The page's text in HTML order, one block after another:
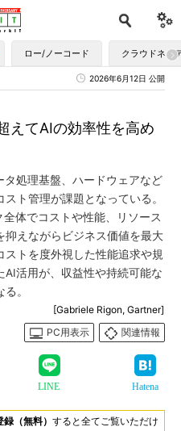
ロー/ノーコード クラウドネイ
2026年6月12日 公開
えてAIの効率性を高め
処理基盤、ハードウェアなど
ト管理が課題となっている。
体でコストや性能、リソース
えながらビジネス価値を最大
トを度外視した性能追求や規
活用が、収益性や持続可能な
。
[Gabriele Rigon, Gartner]
PC用表示
関連情報
LINE Hatena
（無料） すると全てご覧いただけ